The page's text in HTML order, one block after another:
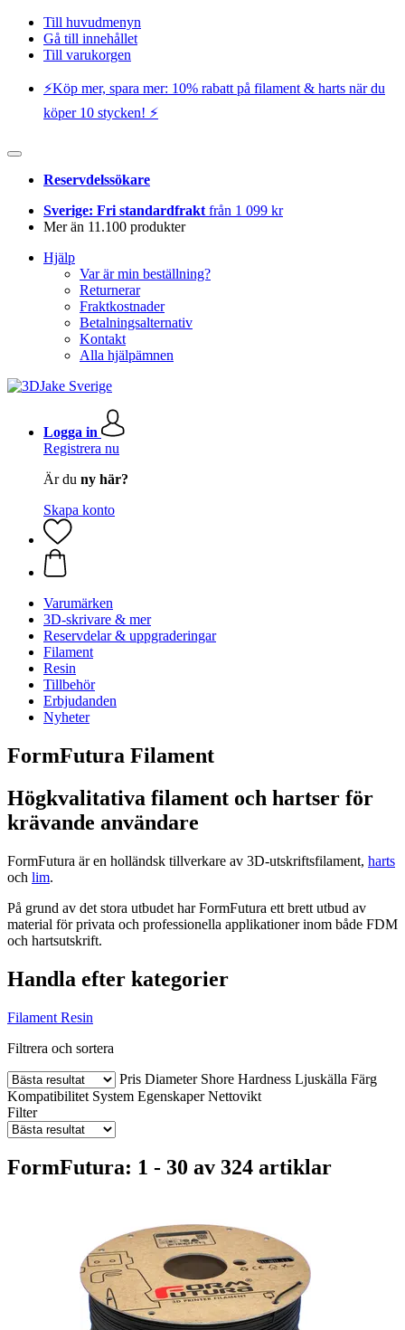
Till huvudmenyn
Gå till innehållet
Till varukorgen
⚡️Köp mer, spara mer: 10% rabatt på filament & harts när du
köper 10 stycken! ⚡️
Reservdelssökare
Sverige: Fri standardfrakt från 1 099 kr
Mer än 11.100 produkter
Hjälp
Var är min beställning?
Returnerar
Fraktkostnader
Betalningsalternativ
Kontakt
Alla hjälpämnen
Logga in
Registrera nu
Är du ny här?
Skapa konto
Varumärken
3D-skrivare & mer
Reservdelar & uppgraderingar
Filament
Resin
Tillbehör
Erbjudanden
Nyheter
FormFutura Filament
Högkvalitativa filament och hartser för
krävande användare
FormFutura är en holländsk tillverkare av 3D-utskriftsfilament, harts
och lim.
På grund av det stora utbudet har FormFutura ett brett utbud av
material för privata och professionella applikationer inom både FDM
och hartsutskrift.
Handla efter kategorier
Filament Resin
Filtrera och sortera
Pris Diameter Shore Hardness Ljuskälla Färg
Kompatibilitet System Egenskaper Nettovikt
Filter
FormFutura: 1 - 30 av 324 artiklar